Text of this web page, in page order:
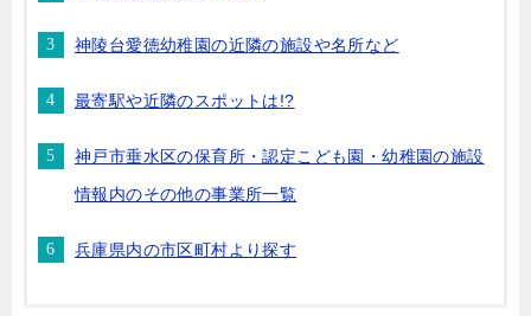
神陵台愛徳幼稚園の近隣の施設や名所など
最寄駅や近隣のスポットは!?
神戸市垂水区の保育所・認定こども園・幼稚園の施設
情報内のその他の事業所一覧
兵庫県内の市区町村より探す